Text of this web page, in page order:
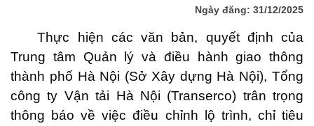
Ngày đăng: 31/12/2025
Thực hiện các văn bản, quyết định của
Trung tâm Quản lý và điều hành giao thông
thành phố Hà Nội (Sở Xây dựng Hà Nội), Tổng
công ty Vận tải Hà Nội (Transerco) trân trọng
thông báo về việc điều chỉnh lộ trình, chỉ tiêu